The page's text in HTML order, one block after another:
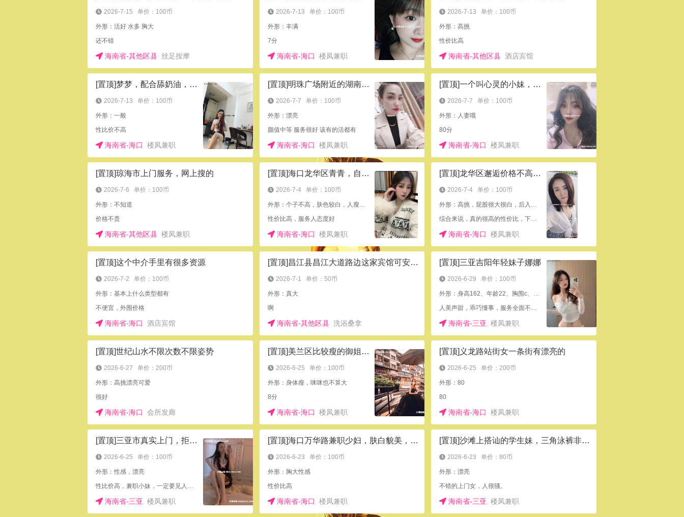
2026-7-15 单价：100币
外形：活好 水多 胸大
还不错
海南省-其他区县 丝足按摩
2026-7-13 单价：100币
外形：丰满
7分
海南省-海口 楼凤兼职
2026-7-13 单价：100币
外形：高挑
性价比高
海南省-其他区县 酒店宾馆
[置顶]梦梦，配合舔奶油，口活好，服务态度不错
2026-7-13 单价：100币
外形：一般
性比价不高
海南省-海口 楼凤兼职
[置顶]明珠广场附近的湖南白皮少妇
2026-7-7 单价：100币
外形：漂亮
颜值中等 服务很好 该有的活都有
海南省-海口 楼凤兼职
[置顶]一个叫心灵的小妹，挺白，瑶瑶介绍的
2026-7-7 单价：100币
外形：人妻哦
80分
海南省-海口 楼凤兼职
[置顶]琼海市上门服务，网上搜的
2026-7-6 单价：100币
外形：不知道
价格不贵
海南省-其他区县 楼凤兼职
[置顶]海口龙华区青青，自带公寓
2026-7-4单价：100币
外形：个子不高，肤色较白，人瘦苗条
性价比高，服务人态度好
海南省-海口 楼凤兼职
[置顶]龙华区邂逅价格不高的风骚少妇
2026-7-4 单价：100币
外形：高挑，屁股很大很白，后入一流
综合来说，真的很高的性价比，下次绝对还要找她
海南省-海口 楼凤兼职
[置顶]这个中介手里有很多资源
2026-7-2 单价：100币
外形：基本上什么类型都有
不便宜，外围价格
海南省-海口 酒店宾馆
[置顶]昌江县昌江大道路边这家宾馆可安排小姐
2026-7-1 单价：50币
外形：真大
啊
海南省-其他区县洗浴桑拿
[置顶]三亚吉阳年轻妹子娜娜
2026-6-29 单价：100币
外形：身高162、年龄22、胸围c、皮肤雪白、人美声甜
人美声甜，乖巧懂事，服务全面不敷衍，物有所值。
海南省-三亚 楼凤兼职
[置顶]世纪山水不限次数不限姿势
2026-6-27 单价：200币
外形：高挑漂亮可爱
很好
海南省-海口 会所发廊
[置顶]美兰区比较瘦的御姐小岚
2026-6-25 单价：100币
外形：身体瘦，咪咪也不算大
8分
海南省-海口 楼凤兼职
[置顶]义龙路站街女一条街有漂亮的
2026-6-25 单价：200币
外形：80
80
海南省-海口 楼凤兼职
[置顶]三亚市真实上门，拒绝仙人跳
2026-6-25 单价：100币
外形：性感，漂亮
性比价高，兼职小妹，一定要见人付款
海南省-三亚 楼凤兼职
[置顶]海口万华路兼职少妇，肤白貌美，不可多得的尤物
2026-6-23 单价：100币
外形：胸大性感
性价比高
海南省-海口 楼凤兼职
[置顶]沙滩上搭讪的学生妹，三角泳裤非常暴露简直就是一根绳子
2026-6-23 单价：80币
外形：漂亮
不错的上门女，人很骚。
海南省-三亚 楼凤兼职